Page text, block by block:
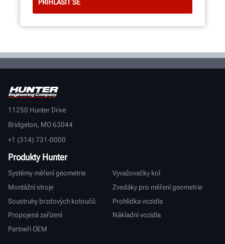
11250 Hunter Drive
Bridgeton, MO 63044
+1 (314) 731-0000
Produkty Hunter
Systémy měření geometrie
Vyvažovačky kol
Montážní stroje
Zvedáky pro měření geometrie
Soustruhy brzdových kotoučů
Prohlídka vozidla
Propojená zařízení
Nákladní vozidla
Partneři OEM